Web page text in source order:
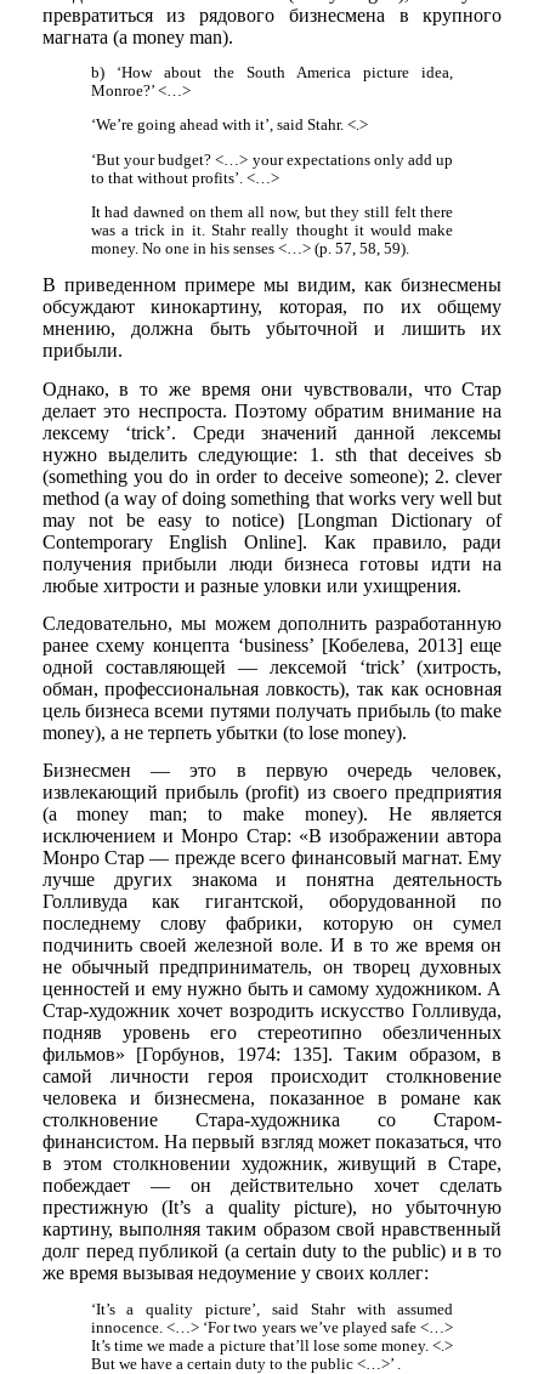
превратиться из рядового бизнесмена в крупного
магната (a money man).
b) ‘How about the South America picture idea,
Monroe?’ <…>
‘We’re going ahead with it’, said Stahr. <.>
‘But your budget? <…> your expectations only add up
to that without profits’. <…>
It had dawned on them all now, but they still felt there
was a trick in it. Stahr really thought it would make
money. No one in his senses <…> (p. 57, 58, 59).
В приведенном примере мы видим, как бизнесмены
обсуждают кинокартину, которая, по их общему
мнению, должна быть убыточной и лишить их
прибыли.
Однако, в то же время они чувствовали, что Стар
делает это неспроста. Поэтому обратим внимание на
лексему ‘trick’. Среди значений данной лексемы
нужно выделить следующие: 1. sth that deceives sb
(something you do in order to deceive someone); 2. clever
method (a way of doing something that works very well but
may not be easy to notice) [Longman Dictionary of
Contemporary English Online]. Как правило, ради
получения прибыли люди бизнеса готовы идти на
любые хитрости и разные уловки или ухищрения.
Следовательно, мы можем дополнить разработанную
ранее схему концепта ‘business’ [Кобелева, 2013] еще
одной составляющей — лексемой ‘trick’ (хитрость,
обман, профессиональная ловкость), так как основная
цель бизнеса всеми путями получать прибыль (to make
money), а не терпеть убытки (to lose money).
Бизнесмен — это в первую очередь человек,
извлекающий прибыль (profit) из своего предприятия
(a money man; to make money). Не является
исключением и Монро Стар: «В изображении автора
Монро Стар — прежде всего финансовый магнат. Ему
лучше других знакома и понятна деятельность
Голливуда как гигантской, оборудованной по
последнему слову фабрики, которую он сумел
подчинить своей железной воле. И в то же время он
не обычный предприниматель, он творец духовных
ценностей и ему нужно быть и самому художником. А
Стар-художник хочет возродить искусство Голливуда,
подняв уровень его стереотипно обезличенных
фильмов» [Горбунов, 1974: 135]. Таким образом, в
самой личности героя происходит столкновение
человека и бизнесмена, показанное в романе как
столкновение Стара-художника со Старом-
финансистом. На первый взгляд может показаться, что
в этом столкновении художник, живущий в Старе,
побеждает — он действительно хочет сделать
престижную (It’s a quality picture), но убыточную
картину, выполняя таким образом свой нравственный
долг перед публикой (a certain duty to the public) и в то
же время вызывая недоумение у своих коллег:
‘It’s a quality picture’, said Stahr with assumed
innocence. <…> ‘For two years we’ve played safe <…>
It’s time we made a picture that’ll lose some money. <.>
But we have a certain duty to the public <…>’ .